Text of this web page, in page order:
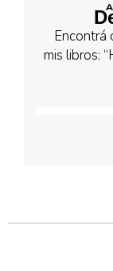
Encontrá
mis libros: